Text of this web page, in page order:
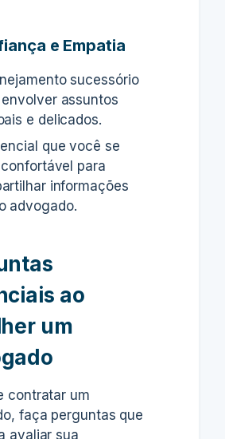
e Empatia
sucessório
assuntos
e delicados.
que você se
para
informações
advogado.
ao
um
contratar um
faça perguntas que
avaliar sua